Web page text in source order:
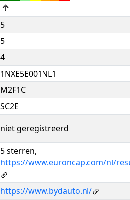
↑
5
5
4
1NXE5E001NL1
M2F1C
SC2E
niet geregistreerd
5 sterren,
https://www.euroncap.com/nl/
https://www.bydauto.nl/